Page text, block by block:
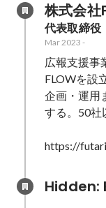
株式会社
代表取締役
Mar 2023 -
広報支援事
FLOWを設
企画・運用
する。50社
https://